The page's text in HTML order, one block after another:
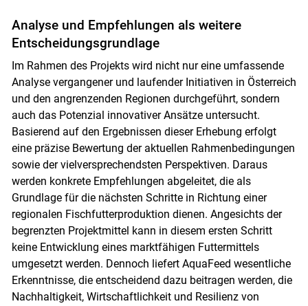
Skip to main content
Analyse und Empfehlungen als weitere
Entscheidungsgrundlage
Im Rahmen des Projekts wird nicht nur eine umfassende
Analyse vergangener und laufender Initiativen in Österreich
und den angrenzenden Regionen durchgeführt, sondern
auch das Potenzial innovativer Ansätze untersucht.
Basierend auf den Ergebnissen dieser Erhebung erfolgt
eine präzise Bewertung der aktuellen Rahmenbedingungen
sowie der vielversprechendsten Perspektiven. Daraus
werden konkrete Empfehlungen abgeleitet, die als
Grundlage für die nächsten Schritte in Richtung einer
regionalen Fischfutterproduktion dienen. Angesichts der
begrenzten Projektmittel kann in diesem ersten Schritt
keine Entwicklung eines marktfähigen Futtermittels
umgesetzt werden. Dennoch liefert AquaFeed wesentliche
Erkenntnisse, die entscheidend dazu beitragen werden, die
Nachhaltigkeit, Wirtschaftlichkeit und Resilienz von